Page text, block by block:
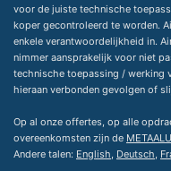
voor de juiste technische
koper gecontroleerd te worden.
enkele verantwoordelijkheid in.
nimmer aansprakelijk voor niet
technische toepassing / werking
hieraan verbonden gevolgen of
Op al onze offertes, op alle
overeenkomsten zijn de
Andere talen: English, Deutsch,